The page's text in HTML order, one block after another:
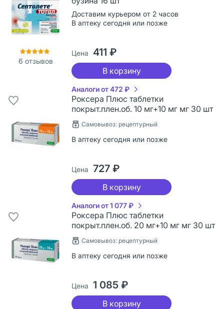
6 отзывов
Доставим курьером от 2 часов
В аптеку сегодня или позже
Цена 411 ₽
В корзину
Аналоги от 472 ₽
Роксера Плюс таблетки
покрыт.плен.об. 10 мг+10 мг мг 30 шт
Самовывоз: рецептурный
В аптеку сегодня или позже
Цена 727 ₽
В корзину
Аналоги от 1 077 ₽
Роксера Плюс таблетки
покрыт.плен.об. 20 мг+10 мг мг 30 шт
Самовывоз: рецептурный
В аптеку сегодня или позже
Цена 1 085 ₽
В корзину